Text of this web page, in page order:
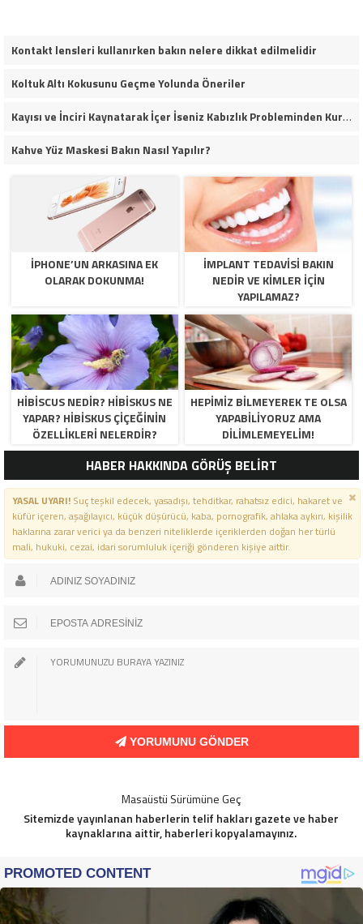
Kontakt lensleri kullanırken bakın nelere dikkat edilmelidir
Koltuk Altı Kokusunu Geçme Yolunda Öneriler
Kayısı ve İnciri Kaynatarak İçer İseniz Kabızlık Probleminden Kurtulursunuz
Kahve Yüz Maskesi Bakın Nasıl Yapılır?
İPHONE’UN ARKASINA EK
OLARAK DOKUNMA!
İMPLANT TEDAVISI BAKIN
NEDIR VE KIMLER İÇIN
YAPILAMAZ?
HIBISCUS NEDIR? HIBISKUS NE
YAPAR? HIBISKUS ÇIÇEĞININ
ÖZELLIKLERI NELERDIR?
HEPIMIZ BILMEYEREK TE OLSA
YAPABILIYORUZ AMA
DILIMLEMEYELIM!
HABER HAKKINDA GÖRÜŞ BELİRT
YASAL UYARI!Suç teşkil edecek, yasadışı, tehditkar, rahatsız edici, hakaret ve
küfür içeren, aşağılayıcı, küçük düşürücü, kaba, pornografik, ahlaka aykırı, kişilik
haklarına zarar verici ya da benzeri niteliklerde içeriklerden doğan her türlü
mali, hukuki, cezai, idari sorumluluk içeriği gönderen kişiye aittir.
YORUMUNU GÖNDER
Masaüstü Sürümüne Geç
Sitemizde yayınlanan haberlerin telif hakları gazete ve haber
kaynaklarına aittir, haberleri kopyalamayınız.